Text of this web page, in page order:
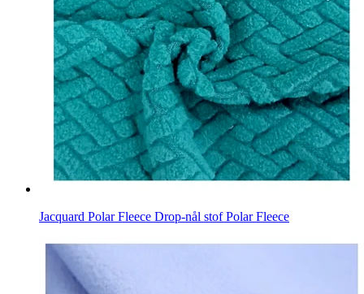
Jacquard Polar Fleece Drop-nål stof Polar Fleece